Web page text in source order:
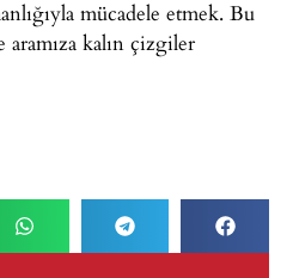
mücadele etmek. Bu
kalın çizgiler